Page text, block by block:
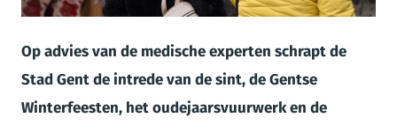
Op advies van de medische experten schrapt de
Stad Gent de intrede van de sint, de Gentse
Winterfeesten, het oudejaarsvuurwerk en de